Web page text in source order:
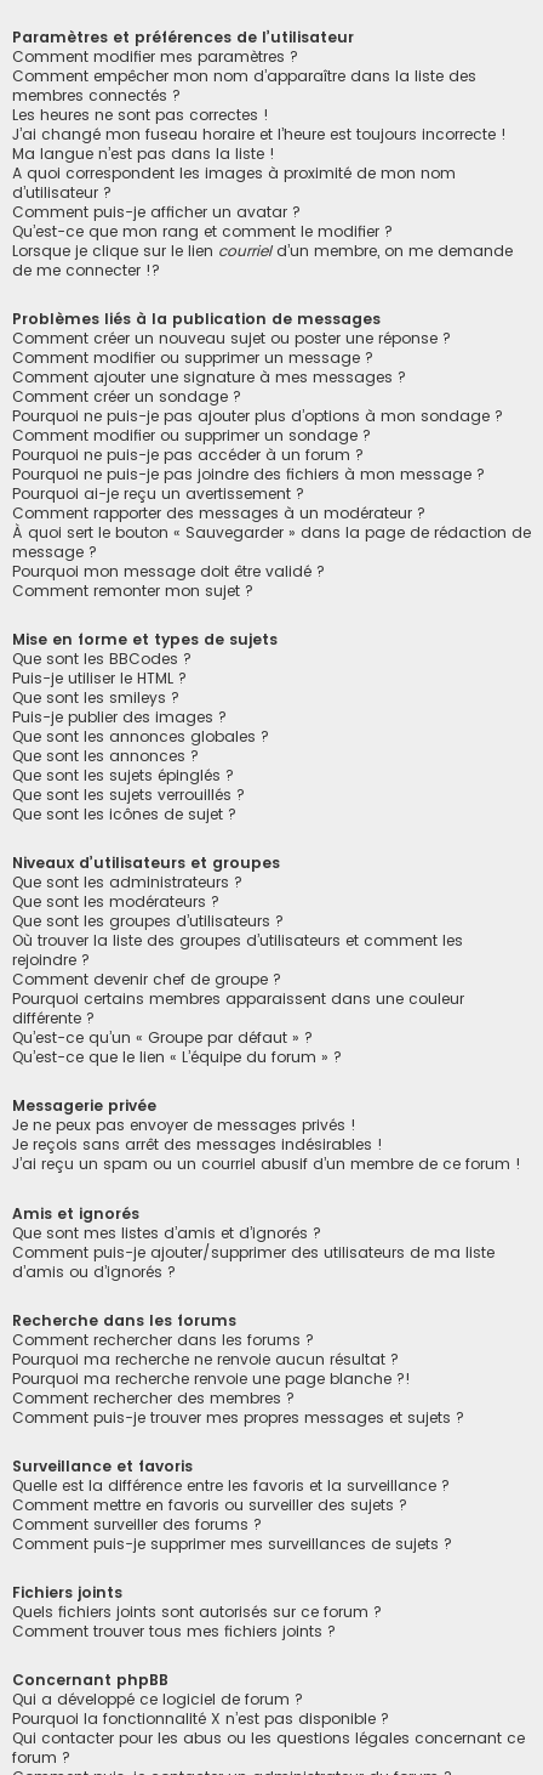
Paramètres et préférences de l’utilisateur
Comment modifier mes paramètres ?
Comment empêcher mon nom d’apparaître dans la liste des
membres connectés ?
Les heures ne sont pas correctes !
J’ai changé mon fuseau horaire et l’heure est toujours incorrecte !
Ma langue n’est pas dans la liste !
A quoi correspondent les images à proximité de mon nom
d’utilisateur ?
Comment puis-je afficher un avatar ?
Qu’est-ce que mon rang et comment le modifier ?
Lorsque je clique sur le lien courrield’un membre, on me demande
de me connecter !?
Problèmes liés à la publication de messages
Comment créer un nouveau sujet ou poster une réponse ?
Comment modifier ou supprimer un message ?
Comment ajouter une signature à mes messages ?
Comment créer un sondage ?
Pourquoi ne puis-je pas ajouter plus d’options à mon sondage ?
Comment modifier ou supprimer un sondage ?
Pourquoi ne puis-je pas accéder à un forum ?
Pourquoi ne puis-je pas joindre des fichiers à mon message ?
Pourquoi ai-je reçu un avertissement ?
Comment rapporter des messages à un modérateur ?
À quoi sert le bouton « Sauvegarder » dans la page de rédaction de
message ?
Pourquoi mon message doit être validé ?
Comment remonter mon sujet ?
Mise en forme et types de sujets
Que sont les BBCodes ?
Puis-je utiliser le HTML ?
Que sont les smileys ?
Puis-je publier des images ?
Que sont les annonces globales ?
Que sont les annonces ?
Que sont les sujets épinglés ?
Que sont les sujets verrouillés ?
Que sont les icônes de sujet ?
Niveaux d’utilisateurs et groupes
Que sont les administrateurs ?
Que sont les modérateurs ?
Que sont les groupes d’utilisateurs ?
Où trouver la liste des groupes d’utilisateurs et comment les
rejoindre ?
Comment devenir chef de groupe ?
Pourquoi certains membres apparaissent dans une couleur
différente ?
Qu’est-ce qu’un « Groupe par défaut » ?
Qu’est-ce que le lien « L’équipe du forum » ?
Messagerie privée
Je ne peux pas envoyer de messages privés !
Je reçois sans arrêt des messages indésirables !
J’ai reçu un spam ou un courriel abusif d’un membre de ce forum !
Amis et ignorés
Que sont mes listes d’amis et d’ignorés ?
Comment puis-je ajouter/supprimer des utilisateurs de ma liste
d’amis ou d’ignorés ?
Recherche dans les forums
Comment rechercher dans les forums ?
Pourquoi ma recherche ne renvoie aucun résultat ?
Pourquoi ma recherche renvoie une page blanche ?!
Comment rechercher des membres ?
Comment puis-je trouver mes propres messages et sujets ?
Surveillance et favoris
Quelle est la différence entre les favoris et la surveillance ?
Comment mettre en favoris ou surveiller des sujets ?
Comment surveiller des forums ?
Comment puis-je supprimer mes surveillances de sujets ?
Fichiers joints
Quels fichiers joints sont autorisés sur ce forum ?
Comment trouver tous mes fichiers joints ?
Concernant phpBB
Qui a développé ce logiciel de forum ?
Pourquoi la fonctionnalité X n’est pas disponible ?
Qui contacter pour les abus ou les questions légales concernant ce
forum ?